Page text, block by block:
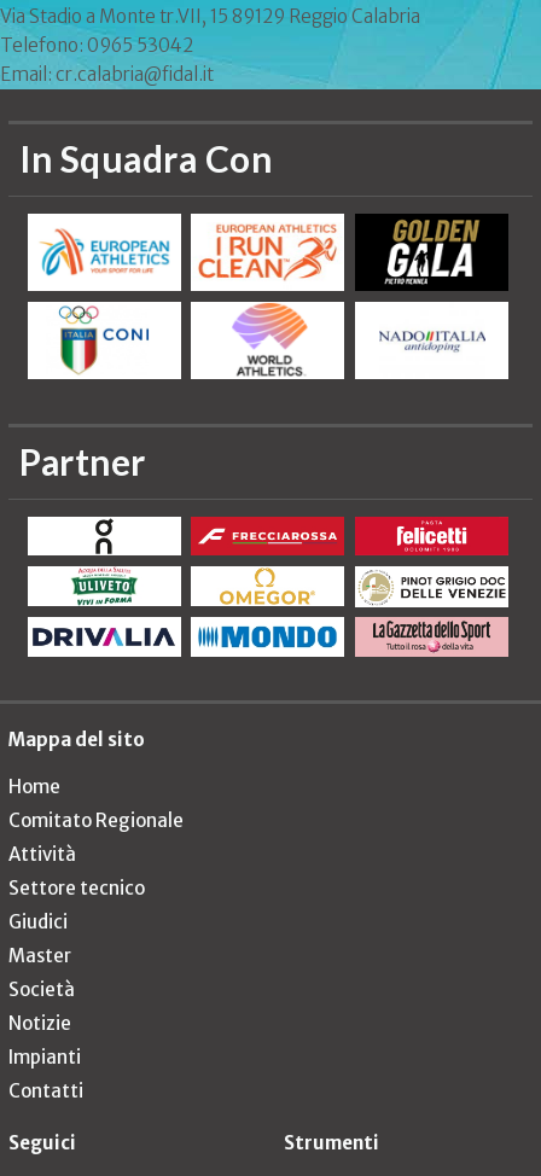
Via Stadio a Monte tr.VII, 15 89129 Reggio Calabria
Telefono: 0965 53042
Email: cr.calabria@fidal.it
In Squadra Con
Partner
Mappa del sito
Home
Comitato Regionale
Attività
Settore tecnico
Giudici
Master
Società
Notizie
Impianti
Contatti
Seguici Strumenti